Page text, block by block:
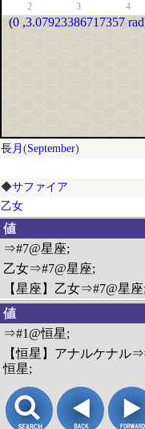
2
3 4
(0 ,3.07923386717357 rad
長月 (September)
◆サファイア
乙女
値
⇒#7@星座;
乙女⇒#7@星座;
【星座】乙女⇒#7@星
値
⇒#1@恒星;
【恒星】アナルケナル
恒星;